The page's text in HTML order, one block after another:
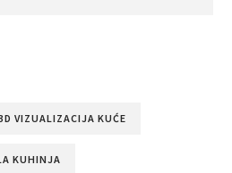
VIZUALIZACIJA KUĆE
KUHINJA